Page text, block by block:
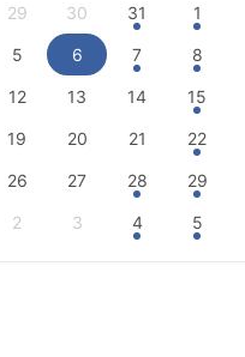
29 30 31 1
5 6 7 8
12 13 14 15
19 20 21 22
26 27 28 29
2 3 4 5